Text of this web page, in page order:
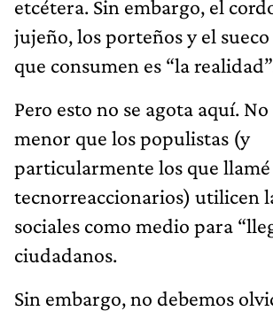
etcétera. Sin embargo, el
jujeño, los porteños y el
que consumen es “la
Pero esto no se agota aquí.
menor que los populistas (y
particularmente los que llamé
tecnorreaccionarios) utilicen
sociales como medio para
ciudadanos.
Sin embargo, no debemos